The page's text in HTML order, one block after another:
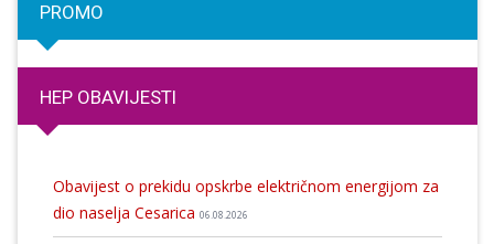
PROMO
HEP OBAVIJESTI
Obavijest o prekidu opskrbe električnom energijom za
dio naselja Cesarica 06.08.2026